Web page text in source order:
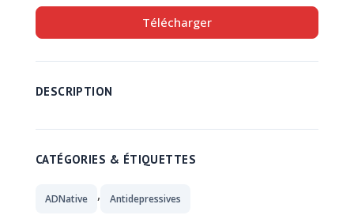
Télécharger
DESCRIPTION
CATÉGORIES & ÉTIQUETTES
ADNative , Antidepressives